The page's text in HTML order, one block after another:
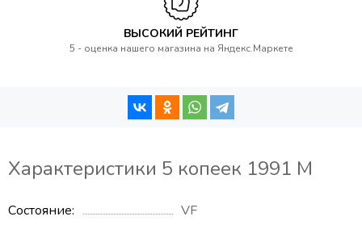
ВЫСОКИЙ РЕЙТИНГ
5 - оценка нашего магазина на Яндекс.Маркете
Характеристики 5 копеек 1991 М
Состояние VF